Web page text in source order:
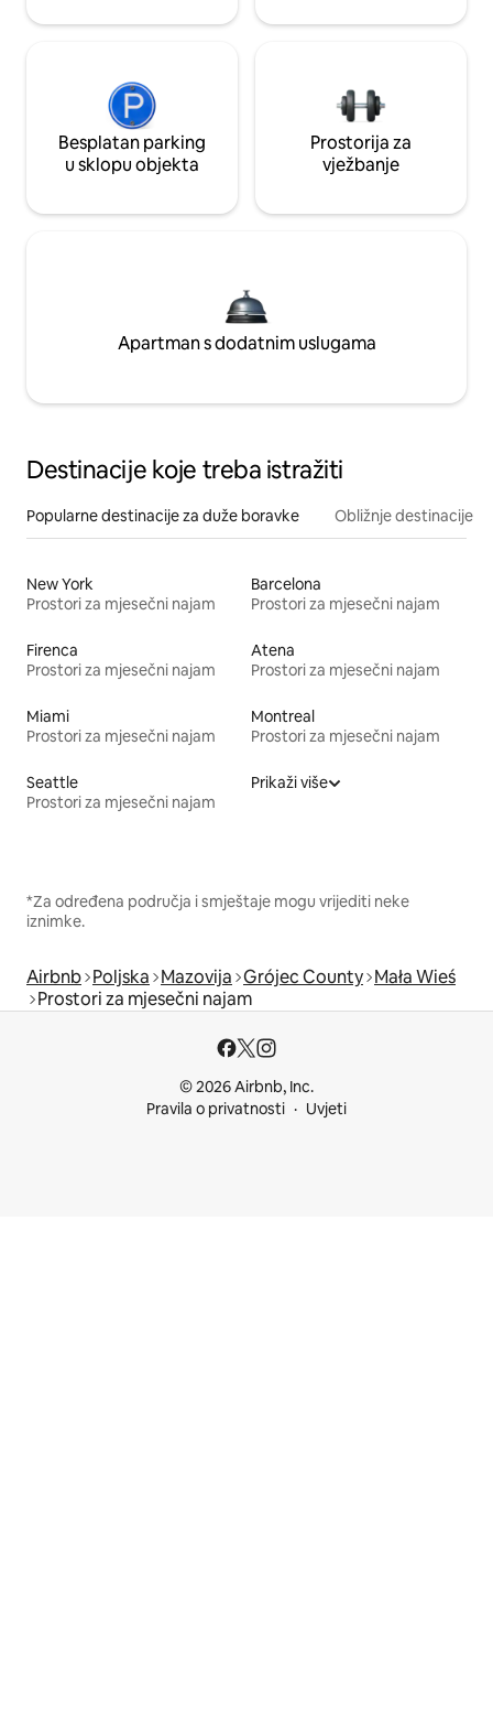
Besplatan parking
u sklopu objekta
Prostorija za
vježbanje
Apartman s dodatnim uslugama
Destinacije koje treba istražiti
Popularne destinacije za duže boravke Obližnje destinacije
New York
Prostori za mjesečni najam
Barcelona
Prostori za mjesečni najam
Firenca
Prostori za mjesečni najam
Atena
Prostori za mjesečni najam
Miami
Prostori za mjesečni najam
Montreal
Prostori za mjesečni najam
Seattle
Prostori za mjesečni najam
Prikaži više
*Za određena područja i smještaje mogu vrijediti neke
iznimke.
Airbnb Poljska Mazovija Grójec County Mała Wieś
Prostori za mjesečni najam
© 2026 Airbnb, Inc.
Pravila o privatnosti
Uvjeti